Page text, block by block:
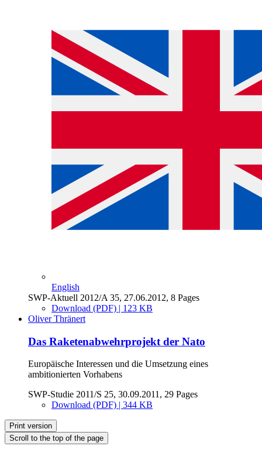
English
SWP-Aktuell 2012/A 35, 27.06.2012, 8 Pages
Download (PDF) | 123 KB
Oliver Thränert
Das Raketenabwehrprojekt der Nato
Europäische Interessen und die Umsetzung eines
ambitionierten Vorhabens
SWP-Studie 2011/S 25, 30.09.2011, 29 Pages
Download (PDF) | 344 KB
Print version
Scroll to the top of the page